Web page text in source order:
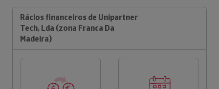
Rácios financeiros de Unipartner
Tech, Lda (zona Franca Da
Madeira)